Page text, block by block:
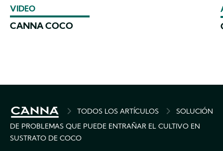
VIDEO
CANNA COCO
BREADCRUMBTODOS LOS ARTÍCULOS
SOLUCIÓN
DE PROBLEMAS QUE PUEDE ENTRAÑAR EL CULTIVO EN
SUSTRATO DE COCO